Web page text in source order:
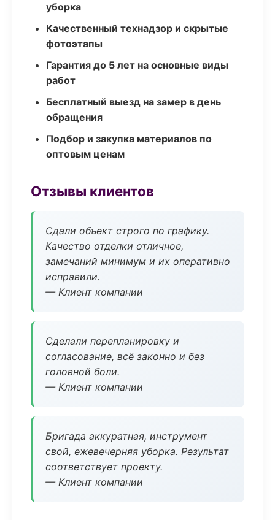
уборка
Качественный технадзор и скрытые
фотоэтапы
Гарантия до 5 лет на основные виды
работ
Бесплатный выезд на замер в день
обращения
Подбор и закупка материалов по
оптовым ценам
Отзывы клиентов
Сдали объект строго по графику.
Качество отделки отличное,
замечаний минимум и их оперативно
исправили.
— Клиент компании
Сделали перепланировку и
согласование, всё законно и без
головной боли.
— Клиент компании
Бригада аккуратная, инструмент
свой, ежевечерняя уборка. Результат
соответствует проекту.
— Клиент компании